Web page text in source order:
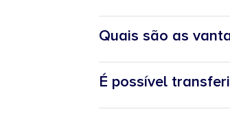
Quais são as
Reduzir a prestação
Eliminar a reserva de
É possível